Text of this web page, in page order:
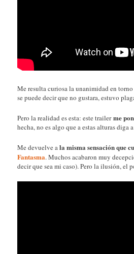
Me resulta curiosa la unanimidad en
se puede decir que no gustara, estuvo
Pero la realidad es esta: este trailerme
hecha, no es algo que a estas alturas diga
Me devuelve ala misma sensación que
Fantasma. Muchos acabaron muy
decir que sea mi caso). Pero la ilusión, el